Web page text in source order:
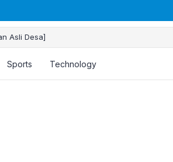
Asli Desa]
Sports Technology